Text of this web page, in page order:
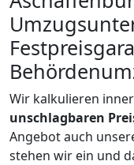
Wir kalkulieren
unschlagbaren
Angebot auch
stehen wir ein und